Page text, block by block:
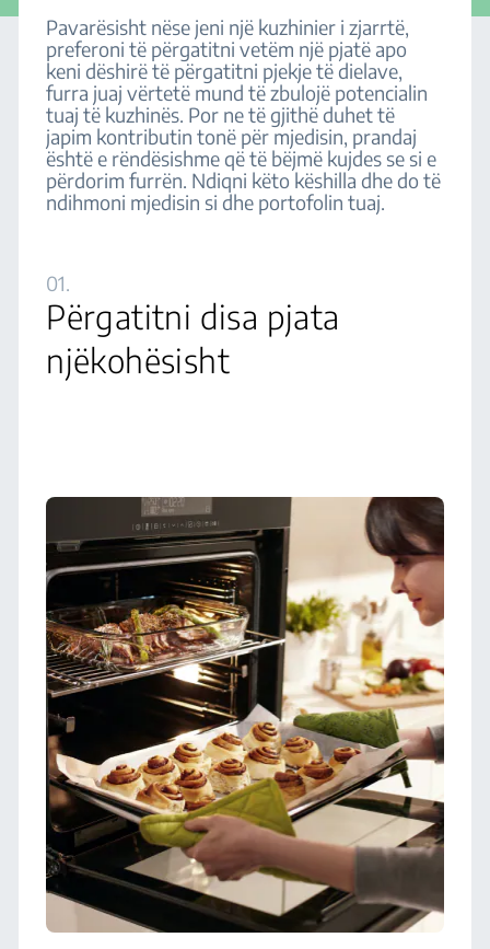
Pavarësisht nëse jeni një kuzhinier i zjarrtë,
preferoni të përgatitni vetëm një pjatë apo
keni dëshirë të përgatitni pjekje të dielave,
furra juaj vërtetë mund të zbulojë potencialin
tuaj të kuzhinës. Por ne të gjithë duhet të
japim kontributin tonë për mjedisin, prandaj
është e rëndësishme që të bëjmë kujdes se si e
përdorim furrën. Ndiqni këto këshilla dhe do të
ndihmoni mjedisin si dhe portofolin tuaj.
01.
Përgatitni disa pjata
njëkohësisht